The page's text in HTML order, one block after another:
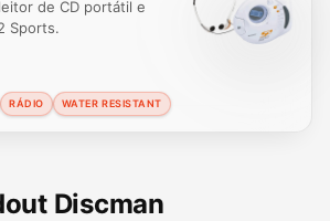
de CD portátil e
Sports.
RÁDIO WATER RESISTANT
Discman